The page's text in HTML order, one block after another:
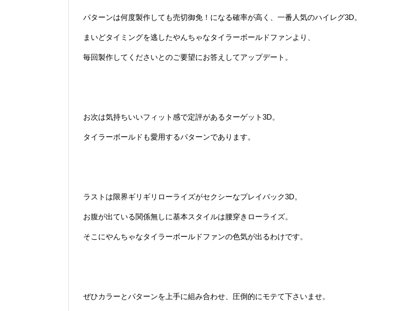
パターンは何度製作しても売切御免！になる確率が高く、一番人気のハイレグ3D。
まいどタイミングを逃したやんちゃなタイラーボールドファンより、
毎回製作してくださいとのご要望にお答えしてアップデート。
お次は気持ちいいフィット感で定評があるターゲット3D。
タイラーボールドも愛用するパターンであります。
ラストは限界ギリギリローライズがセクシーなプレイバック3D。
お腹が出ている関係無しに基本スタイルは腰穿きローライズ。
そこにやんちゃなタイラーボールドファンの色気が出るわけです。
ぜひカラーとパターンを上手に組み合わせ、圧倒的にモテて下さいませ。